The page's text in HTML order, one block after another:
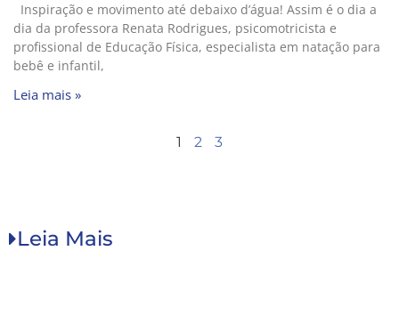
Inspiração e movimento até debaixo d’água! Assim é o dia a
dia da professora Renata Rodrigues, psicomotricista e
profissional de Educação Física, especialista em natação para
bebê e infantil,
Leia mais »
1 2 3
Leia Mais